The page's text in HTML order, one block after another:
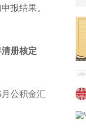
报结果。
册核定
公积金汇